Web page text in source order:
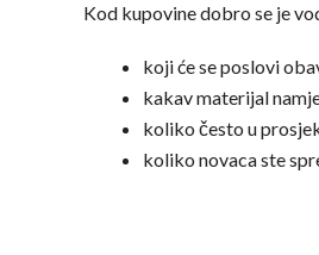
Kod kupovine dobro se je
koji će se poslovi
kakav materijal
koliko često u
koliko novaca ste